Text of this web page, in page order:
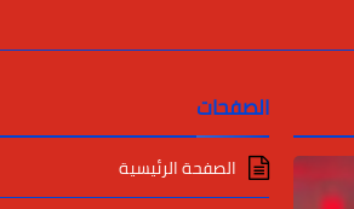
الصفحات
الصفحة الرئيسية